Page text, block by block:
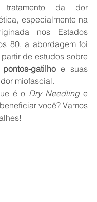
tratamento da dor
especialmente na
nos Estados
80, a abordagem foi
de estudos sobre
pontos-gatilho e suas
miofascial.
é o Dry Needling e
você? Vamos